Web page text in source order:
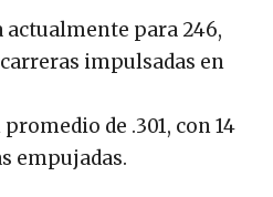
actualmente para 246,
impulsadas en
de .301, con 14
empujadas.